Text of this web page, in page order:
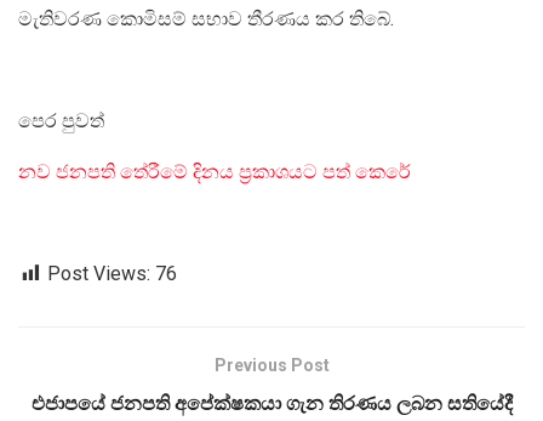
මැතිවරණ කොමිසම් සභාව තීරණය කර තිබේ.
පෙර පුවත්
නව ජනපති තේරීමේ දිනය ප්‍රකාශයට පත් කෙරේ
Post Views: 76
Previous Post
එජාපයේ ජනපති අපේක්ෂකයා ගැන තිරණය ලබන සතියේදී